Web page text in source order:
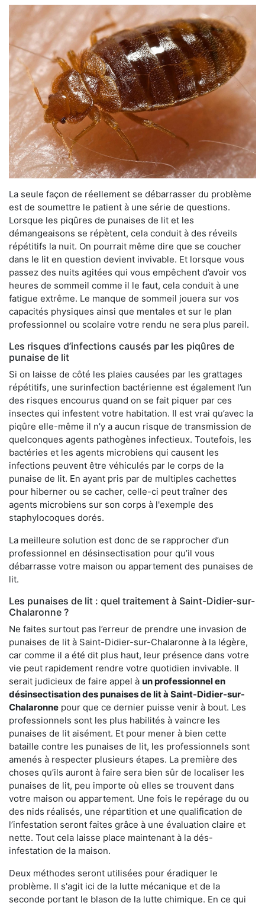
La seule façon de réellement se débarrasser du problème
est de soumettre le patient à une série de questions.
Lorsque les piqûres de punaises de lit et les
démangeaisons se répètent, cela conduit à des réveils
répétitifs la nuit. On pourrait même dire que se coucher
dans le lit en question devient invivable. Et lorsque vous
passez des nuits agitées qui vous empêchent d’avoir vos
heures de sommeil comme il le faut, cela conduit à une
fatigue extrême. Le manque de sommeil jouera sur vos
capacités physiques ainsi que mentales et sur le plan
professionnel ou scolaire votre rendu ne sera plus pareil.
Les risques d’infections causés par les piqûres de
punaise de lit
Si on laisse de côté les plaies causées par les grattages
répétitifs, une surinfection bactérienne est également l’un
des risques encourus quand on se fait piquer par ces
insectes qui infestent votre habitation. Il est vrai qu’avec la
piqûre elle-même il n’y a aucun risque de transmission de
quelconques agents pathogènes infectieux. Toutefois, les
bactéries et les agents microbiens qui causent les
infections peuvent être véhiculés par le corps de la
punaise de lit. En ayant pris par de multiples cachettes
pour hiberner ou se cacher, celle-ci peut traîner des
agents microbiens sur son corps à l'exemple des
staphylocoques dorés.
La meilleure solution est donc de se rapprocher d’un
professionnel en désinsectisation pour qu’il vous
débarrasse votre maison ou appartement des punaises de
lit.
Les punaises de lit : quel traitement à Saint-Didier-sur-
Chalaronne ?
Ne faites surtout pas l’erreur de prendre une invasion de
punaises de lit à Saint-Didier-sur-Chalaronne à la légère,
car comme il a été dit plus haut, leur présence dans votre
vie peut rapidement rendre votre quotidien invivable. Il
serait judicieux de faire appel à un professionnel en
désinsectisation des punaises de lit à Saint-Didier-sur-
Chalaronne pour que ce dernier puisse venir à bout. Les
professionnels sont les plus habilités à vaincre les
punaises de lit aisément. Et pour mener à bien cette
bataille contre les punaises de lit, les professionnels sont
amenés à respecter plusieurs étapes. La première des
choses qu’ils auront à faire sera bien sûr de localiser les
punaises de lit, peu importe où elles se trouvent dans
votre maison ou appartement. Une fois le repérage du ou
des nids réalisés, une répartition et une qualification de
l’infestation seront faites grâce à une évaluation claire et
nette. Tout cela laisse place maintenant à la dés-
infestation de la maison.
Deux méthodes seront utilisées pour éradiquer le
problème. Il s'agit ici de la lutte mécanique et de la
seconde portant le blason de la lutte chimique. En ce qui